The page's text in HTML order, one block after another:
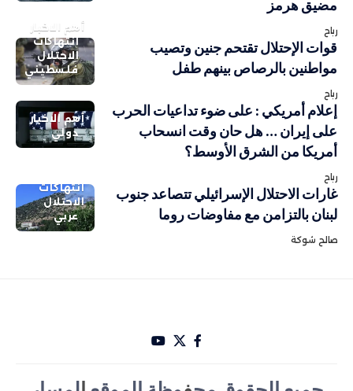
مضيق هرمز
رباح
أهم الاخبار
انتهاكات
الاحتلال
فلسطيني
قوات الإحتلال تقتحم جنين وتصيب
مواطنين بالرصاص بينهم طفل
رباح
أهم الاخبار
دولي
إعلام أمريكي : على ضوء تداعيات الحرب
على إيران … هل حان وقت انسحاب
أمريكا من الشرق الأوسط؟
رباح
انتهاكات
الاحتلال
عربي
غارات الاحتلال الإسرائيلي تتصاعد جنوب
لبنان بالتزامن مع مفاوضات روما
صالح شوكة